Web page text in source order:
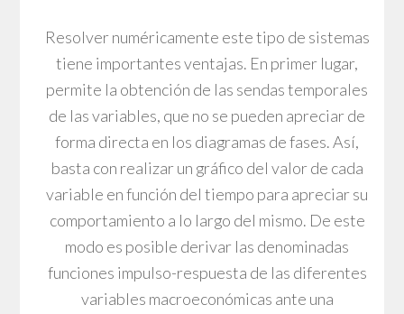
Resolver numéricamente este tipo de sistemas
tiene importantes ventajas. En primer lugar,
permite la obtención de las sendas temporales
de las variables, que no se pueden apreciar de
forma directa en los diagramas de fases. Así,
basta con realizar un gráfico del valor de cada
variable en función del tiempo para apreciar su
comportamiento a lo largo del mismo. De este
modo es posible derivar las denominadas
funciones impulso-respuesta de las diferentes
variables macroeconómicas ante una